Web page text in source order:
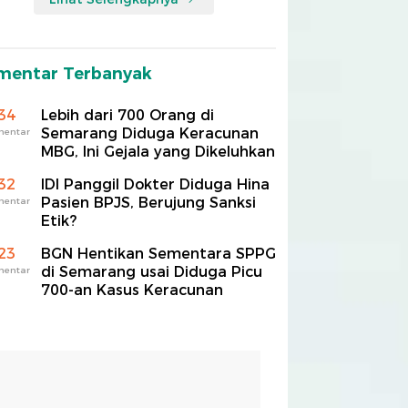
Terbanyak
Lebih dari 700 Orang di
Semarang Diduga Keracunan
MBG, Ini Gejala yang Dikeluhkan
IDI Panggil Dokter Diduga Hina
Pasien BPJS, Berujung Sanksi
Etik?
BGN Hentikan Sementara SPPG
di Semarang usai Diduga Picu
700-an Kasus Keracunan